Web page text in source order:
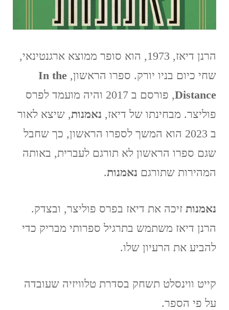
הרנן דיאז, 1973, הוא סופר ממוצא ארגנטינאי,
שחי כיום בניו יורק. ספרו הראשון, In the
Distance
, פורסם ב 2017 והיה מועמד לפרס
פוליצר. מבחינתו של דיאז, נאמנות, שיצא לאור
ב 2023 הוא המשך לספרו הראשון, כך שחבל
שגם ספרו הראשון לא תורגם לעברית, באותה
המהירות שתורגם נאמנות.
נאמנות זיכה את דיאז בפרס פוליצר, ובצדק.
הרנן דיאז משתמש בתרגיל ספרותי מבריק כדי
להביע את הרעיון שלו.
קייט ווינסלט תשחק בסדרת טלוויזיה שעובדה
על פי הספר.